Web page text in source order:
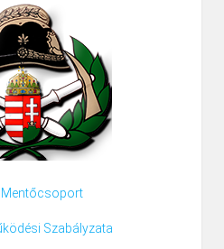
Mentőcsoport
Szabályzata